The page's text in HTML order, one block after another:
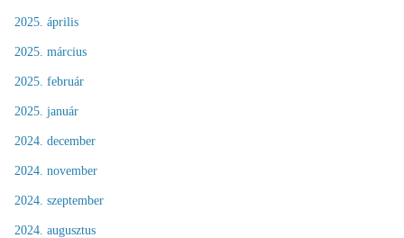
2025. április
2025. március
2025. február
2025. január
2024. december
2024. november
2024. szeptember
2024. augusztus